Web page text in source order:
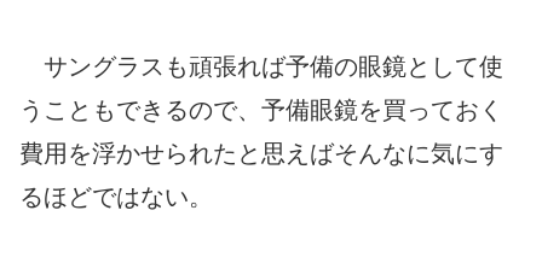
サングラスも頑張れば予備の眼鏡として使
うこともできるので、予備眼鏡を買っておく
費用を浮かせられたと思えばそんなに気にす
るほどではない。